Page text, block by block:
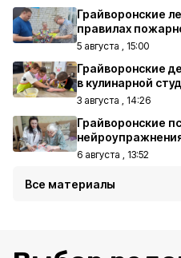
Грайворонские
правилах
5 августа , 15:00
Грайворонские
в кулинарной
3 августа , 14:26
Грайворонские
6 августа , 13:52
Все материалы